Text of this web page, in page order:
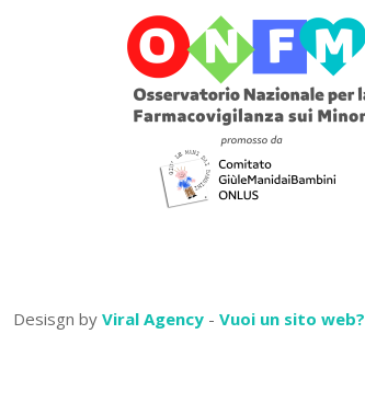
Desisgn by Viral Agency - Vuoi un sito web?